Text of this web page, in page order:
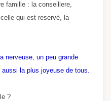
famille : la conseillere,
qui est reservé, la
nerveuse, un peu grande
la plus joyeuse de tous.
?